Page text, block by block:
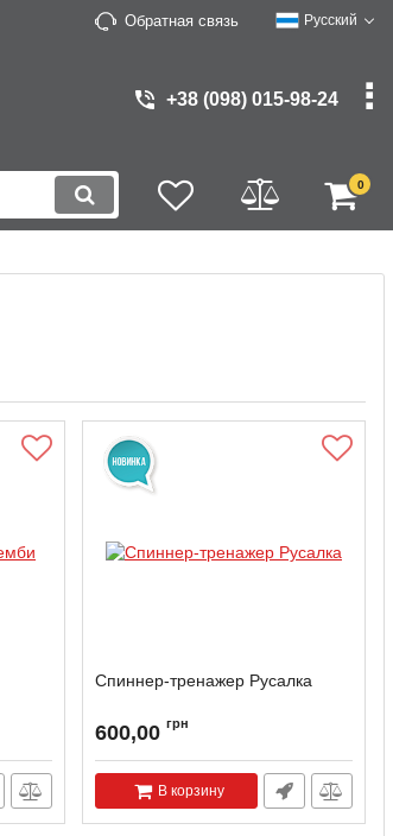
Обратная связь Русский
+38 (098) 015-98-24
0
Спиннер-тренажер Русалка
600,00 грн
В корзину